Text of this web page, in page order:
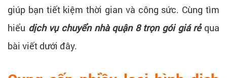
giúp bạn tiết kiệm thời gian và công sức. Cùng tìm
hiểu dịch vụ chuyển nhà quận 8 trọn gói giá rẻqua
bài viết dưới đây.